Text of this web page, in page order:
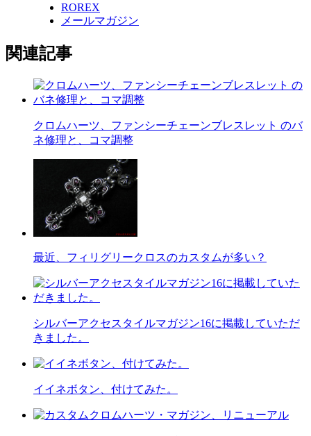
ROREX
メールマガジン
関連記事
クロムハーツ、ファンシーチェーンブレスレット のバ
ネ修理と、コマ調整
最近、フィリグリークロスのカスタムが多い？
シルバーアクセスタイルマガジン16に掲載していただ
きました。
イイネボタン、付けてみた。